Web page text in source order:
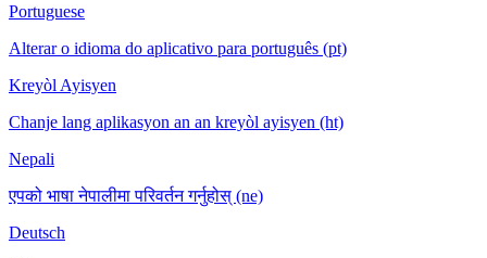
Portuguese
Alterar o idioma do aplicativo para português (pt)
Kreyòl Ayisyen
Chanje lang aplikasyon an an kreyòl ayisyen (ht)
Nepali
एपको भाषा नेपालीमा परिवर्तन गर्नुहोस् (ne)
Deutsch